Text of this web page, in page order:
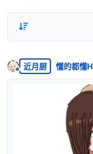
离线
近月厨 懂的都懂H